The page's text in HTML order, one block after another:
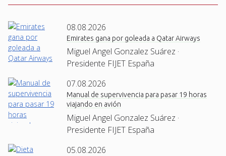
08.08.2026
Emirates gana por goleada a Qatar Airways
Miguel Angel Gonzalez Suárez ·
Presidente FIJET España
07.08.2026
Manual de supervivencia para pasar 19 horas
viajando en avión
Miguel Angel Gonzalez Suárez ·
Presidente FIJET España
05.08.2026